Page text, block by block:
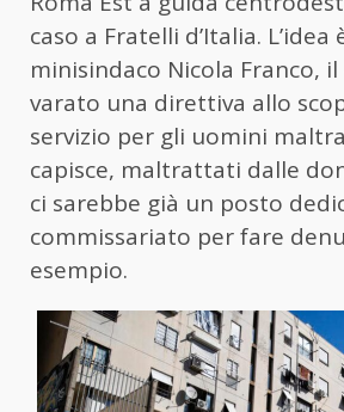
caso a Fratelli d’Italia. L’idea
minisindaco Nicola Franco,
varato una direttiva allo
servizio per gli uomini
capisce, maltrattati dalle
ci sarebbe già un posto
commissariato per fare
esempio.